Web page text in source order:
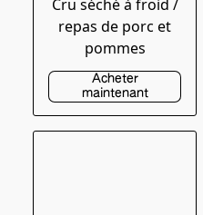
Cru séché à froid /
repas de porc et
pommes
Acheter
maintenant